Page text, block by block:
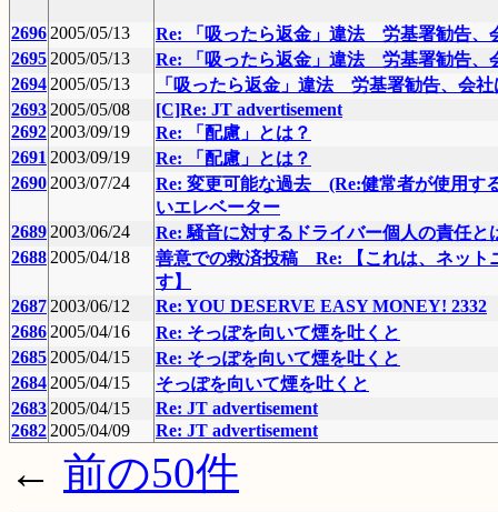
2696 2005/05/13
Re: 「吸ったら返金」違法 労基署勧告、
2695 2005/05/13
Re: 「吸ったら返金」違法 労基署勧告、
2694 2005/05/13
「吸ったら返金」違法 労基署勧告、会社
2693 2005/05/08
[C]Re: JT advertisement
2692 2003/09/19
Re: 「配慮」とは？
2691 2003/09/19
Re: 「配慮」とは？
2690 2003/07/24
Re: 変更可能な過去 (Re:健常者が使用す
いエレベーター
2689 2003/06/24
Re: 騒音に対するドライバー個人の責任と
2688 2005/04/18
善意での救済投稿 Re: 【これは、ネット
す】
2687 2003/06/12
Re: YOU DESERVE EASY MONEY! 2332
2686 2005/04/16
Re: そっぽを向いて煙を吐くと
2685 2005/04/15
Re: そっぽを向いて煙を吐くと
2684 2005/04/15
そっぽを向いて煙を吐くと
2683 2005/04/15
Re: JT advertisement
2682 2005/04/09 Re: JT advertisement
← 前の50件